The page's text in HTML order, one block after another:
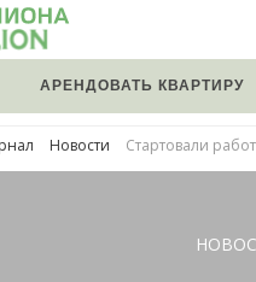
АРЕНДОВАТЬ КВАРТИРУ
Новости Стартовали